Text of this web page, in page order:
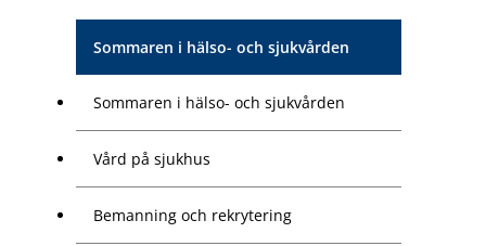
Sommaren i hälso- och sjukvården
Sommaren i hälso- och sjukvården
Vård på sjukhus
Bemanning och rekrytering